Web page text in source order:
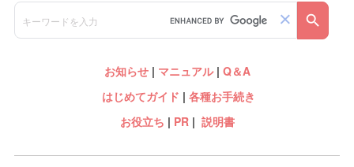
お知らせ| マニュアル| Q＆A
はじめてガイド | 各種お手続き
お役立ち | PR| 説明書